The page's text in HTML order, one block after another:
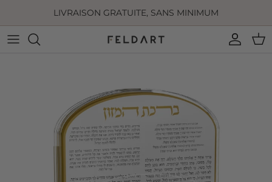
LIVRAISON GRATUITE, SANS MINIMUM
Compte